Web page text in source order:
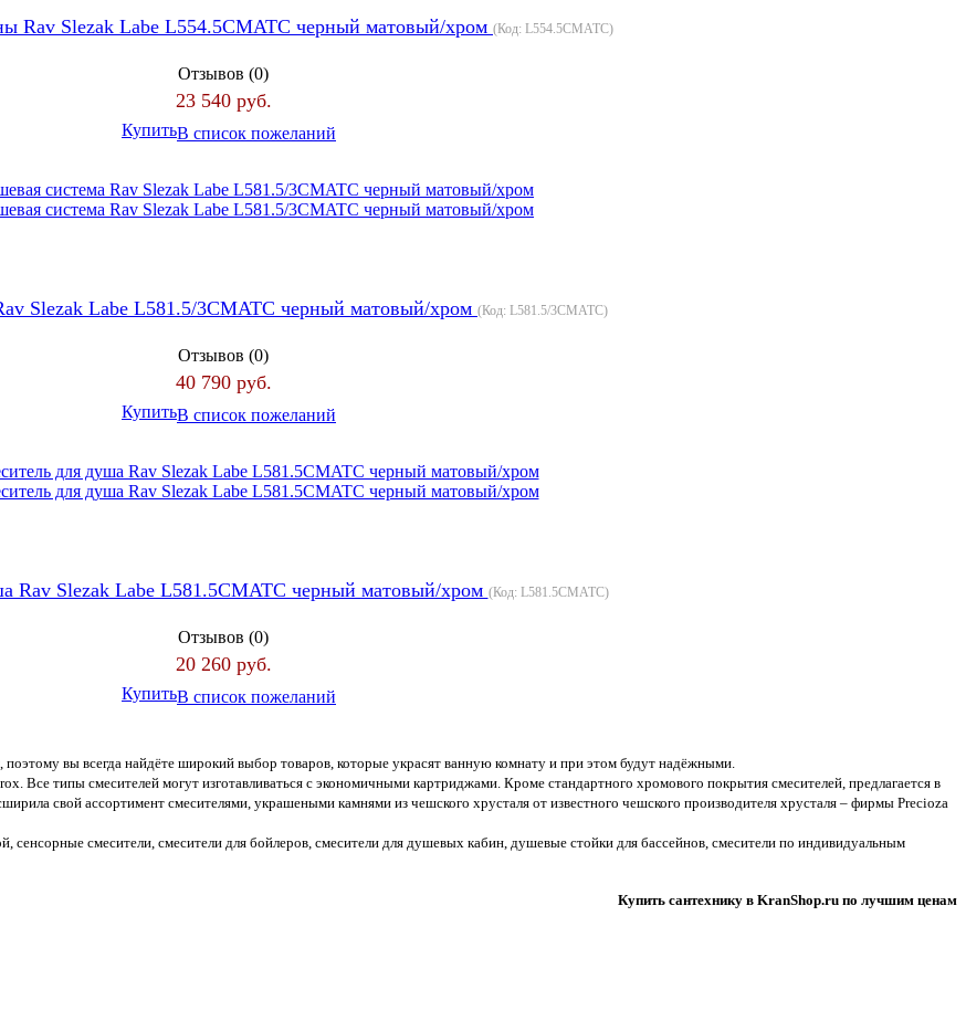
Rav Slezak Labe L554.5CMATC черный матовый/хром (Код: L554.5CMATC)
Отзывов (0)
23 540 руб.
КупитьВ список пожеланий
Slezak Labe L581.5/3CMATC черный матовый/хром (Код: L581.5/3CMATC)
Отзывов (0)
40 790 руб.
КупитьВ список пожеланий
Rav Slezak Labe L581.5CMATC черный матовый/хром (Код: L581.5CMATC)
Отзывов (0)
20 260 руб.
КупитьВ список пожеланий
вы всегда найдёте широкий выбор товаров, которые украсят ванную комнату и при этом будут надёжными.
Все типы смесителей могут изготавливаться с экономичными картриджами. Кроме стандартного хромового покрытия смесителей, предлагается в
свой ассортимент смесителями, украшеными камнями из чешского хрусталя от известного чешского производителя хрусталя – фирмы Precioza
сенсорные смесители, смесители для бойлеров, смесители для душевых кабин, душевые стойки для бассейнов, смесители по индивидуальным
Купить сантехнику в KranShop.ru по лучшим ценам